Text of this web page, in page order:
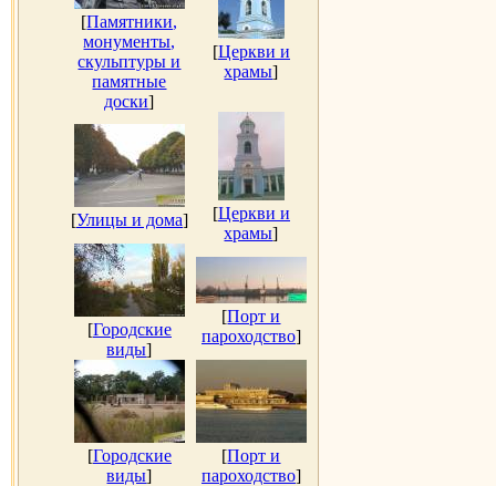
[Памятники,
монументы,
скульптуры и
памятные
доски]
[Церкви и
храмы]
[Улицы и дома] [Церкви и
храмы]
[Городские
виды]
[Порт и
пароходство]
[Городские
виды]
[Порт и
пароходство]